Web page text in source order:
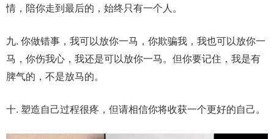
情，陪你走到最后的，始终只有一个人。
九. 你做错事，我可以放你一马，你欺骗我，我也可以放你一
马，你伤我心，我还是可以放你一马。但你要记住，我是有
脾气的，不是放马的。
十. 塑造自己过程很疼，但请相信你将收获一个更好的自己。